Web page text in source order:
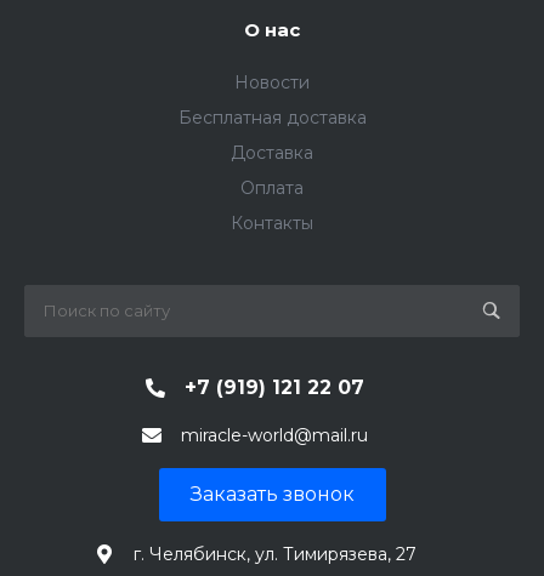
О нас
Новости
Бесплатная доставка
Доставка
Оплата
Контакты
+7 (919) 121 22 07
miracle-world@mail.ru
Заказать звонок
г. Челябинск, ул. Тимирязева, 27